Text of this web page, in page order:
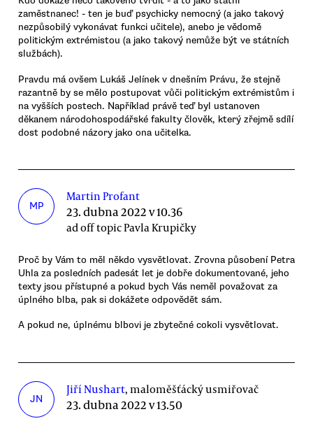
zaměstnanec! - ten je buď psychicky nemocný (a jako takový
nezpůsobilý vykonávat funkci učitele), anebo je vědomě
politickým extrémistou (a jako takový nemůže být ve státních
službách).
Pravdu má ovšem Lukáš Jelínek v dnešním Právu, že stejně
razantně by se mělo postupovat vůči politickým extrémistům i
na vyšších postech. Například právě teď byl ustanoven
děkanem národohospodářské fakulty člověk, který zřejmě sdílí
dost podobné názory jako ona učitelka.
MP
Martin Profant
23. dubna 2022 v 10.36
ad off topic Pavla Krupičky
Proč by Vám to měl někdo vysvětlovat. Zrovna působení Petra
Uhla za posledních padesát let je dobře dokumentované, jeho
texty jsou přístupné a pokud bych Vás neměl považovat za
úplného blba, pak si dokážete odpovědět sám.
A pokud ne, úplnému blbovi je zbytečné cokoli vysvětlovat.
JN
Jiří Nushart, maloměšťácký usmiřovač
23. dubna 2022 v 13.50